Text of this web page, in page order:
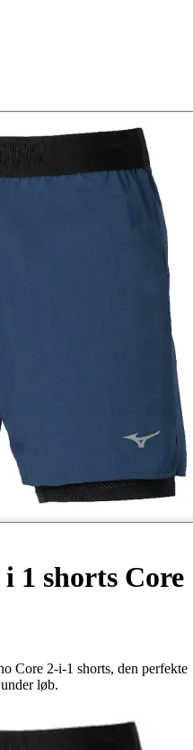
i 1 shorts Core
Core 2-i-1 shorts, den perfekte
løb.